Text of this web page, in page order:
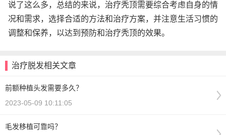
说了这么多，总结的来说，治疗秃顶需要综合考虑自身的情
况和需求，选择合适的方法和治疗方案，并注意生活习惯的
调整和保养，以达到预防和治疗秃顶的效果。
治疗脱发相关文章
前额种植头发需要多久？
2023-05-09 10:11:05
毛发移植可靠吗？